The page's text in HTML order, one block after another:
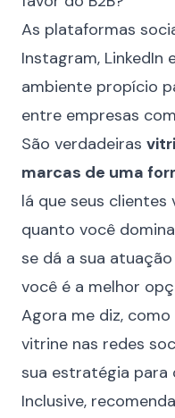
As plataformas
Instagram,
ambiente propício
entre empresas
São verdadeiras
marcas de uma
lá que seus
quanto você
se dá a sua
você é a melhor
Agora me diz,
vitrine nas redes
sua estratégia para
Inclusive,